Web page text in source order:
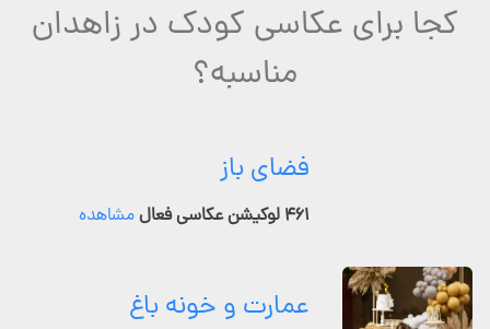
کجا برای عکاسی کودک در زاهدان
مناسبه؟
فضای باز
۴۶۱ لوکیشن عکاسی فعال مشاهده
عمارت و خونه باغ